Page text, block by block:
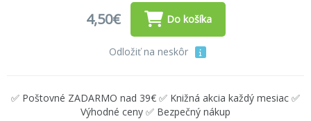
4,50€ Do košíka
Odložiť na neskôr
✅ Poštovné ZADARMO nad 39€ ✅ Knižná akcia každý mesiac ✅
Výhodné ceny ✅ Bezpečný nákup